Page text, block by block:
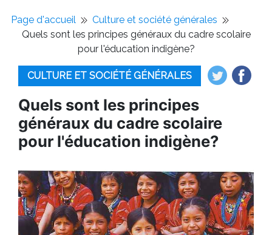
Page d'accueil
Culture et société générales
Quels sont les principes généraux du cadre scolaire
pour l'éducation indigène?
CULTURE ET SOCIÉTÉ GÉNÉRALES
Quels sont les principes
généraux du cadre scolaire
pour l'éducation indigène?